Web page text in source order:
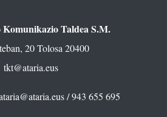
Komunikazio Taldea S.M.
20 Tolosa 20400
tkt@ataria.eus
/ 943 655 695